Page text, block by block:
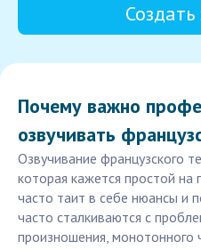
Почему важно
озвучивать
Озвучивание французского
которая кажется простой на
часто таит в себе нюансы и
часто сталкиваются с
произношения, монотонного